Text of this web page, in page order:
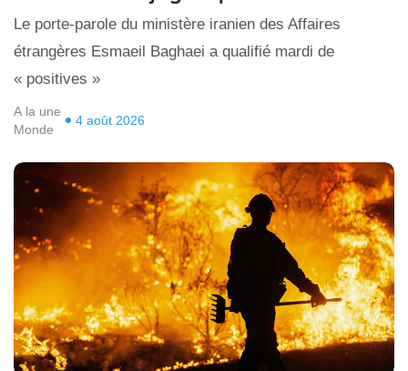
Le porte-parole du ministère iranien des Affaires
étrangères Esmaeil Baghaei a qualifié mardi de
« positives »
A la une
Monde
4 août 2026